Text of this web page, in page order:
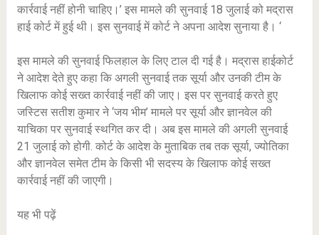
कार्रवाई नहीं होनी चाहिए।’ इस मामले की सुनवाई 18 जुलाई को मद्रास
हाई कोर्ट में हुई थी। इस सुनवाई में कोर्ट ने अपना आदेश सुनाया है। ‘
इस मामले की सुनवाई फिलहाल के लिए टाल दी गई है। मद्रास हाईकोर्ट
ने आदेश देते हुए कहा कि अगली सुनवाई तक सूर्या और उनकी टीम के
खिलाफ कोई सख्त कार्रवाई नहीं की जाए। इस पर सुनवाई करते हुए
जस्टिस सतीश कुमार ने ‘जय भीम’ मामले पर सूर्या और ज्ञानवेल की
याचिका पर सुनवाई स्थगित कर दी। अब इस मामले की अगली सुनवाई
21 जुलाई को होगी. कोर्ट के आदेश के मुताबिक तब तक सूर्या, ज्योतिका
और ज्ञानवेल समेत टीम के किसी भी सदस्य के खिलाफ कोई सख्त
कार्रवाई नहीं की जाएगी।
यह भी पढ़ें